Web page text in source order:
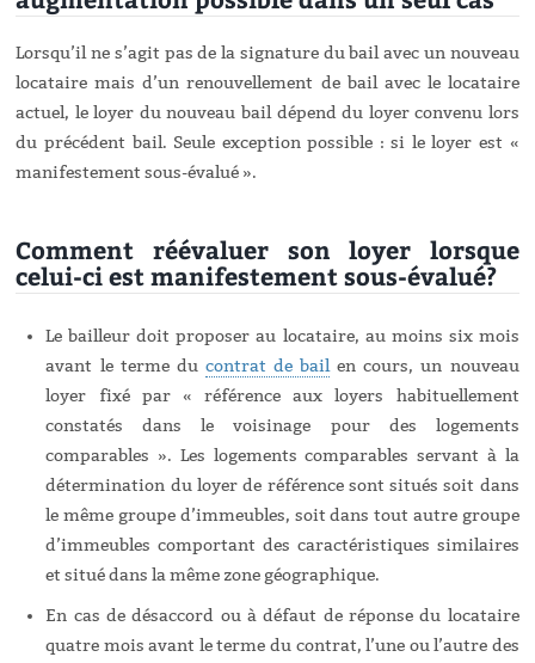
Lorsqu’il ne s’agit pas de la signature du bail avec un nouveau
locataire mais d’un renouvellement de bail avec le locataire
actuel, le loyer du nouveau bail dépend du loyer convenu lors
du précédent bail. Seule exception possible : si le loyer est «
manifestement sous-évalué ».
Comment réévaluer son loyer lorsque
celui-ci est manifestement sous-évalué?
Le bailleur doit proposer au locataire, au moins six mois
avant le terme du contrat de bailen cours, un nouveau
loyer fixé par « référence aux loyers habituellement
constatés dans le voisinage pour des logements
comparables ». Les logements comparables servant à la
détermination du loyer de référence sont situés soit dans
le même groupe d’immeubles, soit dans tout autre groupe
d’immeubles comportant des caractéristiques similaires
et situé dans la même zone géographique.
En cas de désaccord ou à défaut de réponse du locataire
quatre mois avant le terme du contrat, l’une ou l’autre des